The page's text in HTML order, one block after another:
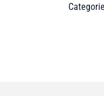
Categorie